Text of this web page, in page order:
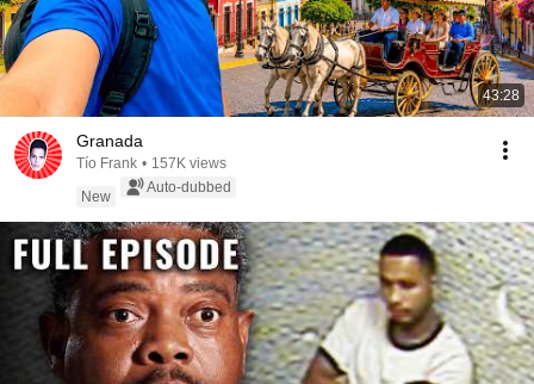
43:28
Granada
Tío Frank • 157K views
New
Auto-dubbed